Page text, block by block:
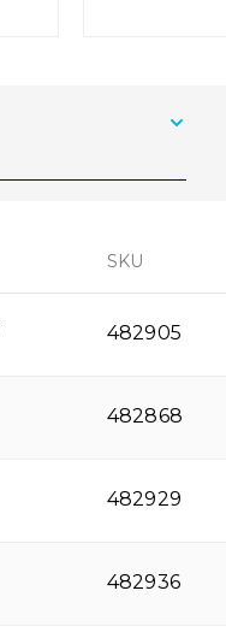
SKU
482905
482868
482929
482936